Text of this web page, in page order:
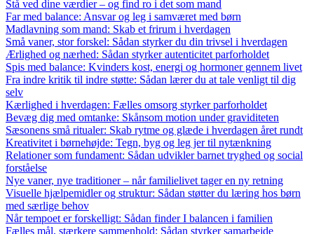
Stå ved dine værdier – og find ro i det som mand
Far med balance: Ansvar og leg i samværet med børn
Madlavning som mand: Skab et frirum i hverdagen
Små vaner, stor forskel: Sådan styrker du din trivsel i hverdagen
Ærlighed og nærhed: Sådan styrker autenticitet parforholdet
Spis med balance: Kvinders kost, energi og hormoner gennem livet
Fra indre kritik til indre støtte: Sådan lærer du at tale venligt til dig
selv
Kærlighed i hverdagen: Fælles omsorg styrker parforholdet
Bevæg dig med omtanke: Skånsom motion under graviditeten
Sæsonens små ritualer: Skab rytme og glæde i hverdagen året rundt
Kreativitet i børnehøjde: Tegn, byg og leg jer til nytænkning
Relationer som fundament: Sådan udvikler barnet tryghed og social
forståelse
Nye vaner, nye traditioner – når familielivet tager en ny retning
Visuelle hjælpemidler og struktur: Sådan støtter du læring hos børn
med særlige behov
Når tempoet er forskelligt: Sådan finder I balancen i familien
Fælles mål, stærkere sammenhold: Sådan styrker samarbejde